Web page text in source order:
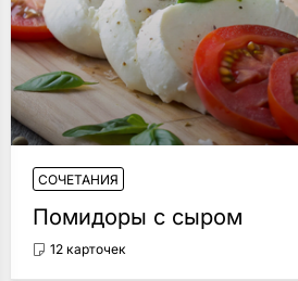
СОЧЕТАНИЯ
Помидоры с сыром
12 карточек